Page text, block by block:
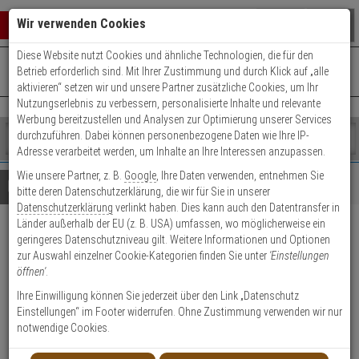
Warenkorb schließen
0 ARTIKEL IM WARENKORB
Ihr Warenkorb ist momentan leer.
Ergebnisse ()
Fertig
Shop
durchsuchen
Bitte
geben
Sie
mindestens
Zeichen
ein,
um
Suche
Es
wurde
noch
Kategorien
Suche
gestartet
+49 (0)821 899 493-0Mo. - Do.: 8:00 - 16:30 | Fr.: 8:00 - 14:00 Uhr
Kontaktservice nutzen
Details Beratung Beliebte 1080p Artikel
TruVision TVP-1122 IP-
Kamera 1080p T/N IR PTZ PoE
Produktmerkmale
Wir verwenden Cookies
Diese Website nutzt Cookies und ähnliche Technologien, die für den
Betrieb erforderlich sind. Mit Ihrer Zustimmung und durch Klick auf „alle
aktivieren“ setzen wir und unsere Partner zusätzliche Cookies, um Ihr
Nutzungserlebnis zu verbessern, personalisierte Inhalte und relevante
Werbung bereitzustellen und Analysen zur Optimierung unserer Services
durchzuführen. Dabei können personenbezogene Daten wie Ihre IP-
Adresse verarbeitet werden, um Inhalte an Ihre Interessen anzupassen.
Wie unsere Partner, z. B. Google , Ihre Daten verwenden, entnehmen Sie
bitte deren Datenschutzerklärung, die wir für Sie in unserer
Datenschutzerklärung verlinkt haben. Dies kann auch den Datentransfer in
Länder außerhalb der EU (z. B. USA) umfassen, wo möglicherweise ein
geringeres Datenschutzniveau gilt. Weitere Informationen und Optionen
zur Auswahl einzelner Cookie-Kategorien finden Sie unter 'Einstellungen
öffnen'.
Ihre Einwilligung können Sie jederzeit über den Link „Datenschutz
Einstellungen“ im Footer widerrufen. Ohne Zustimmung verwenden wir nur
notwendige Cookies.